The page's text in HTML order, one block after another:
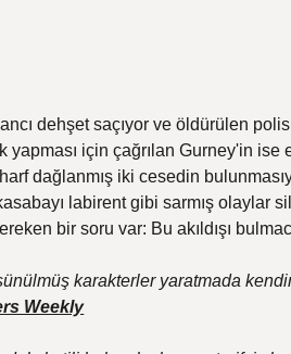
dehşet saçıyor ve öldürülen
için çağrılan Gurney'in
dağlanmış iki cesedin
labirent gibi sarmış olaylar
bir soru var: Bu akıldışı
karakterler yaratmada
Weekly